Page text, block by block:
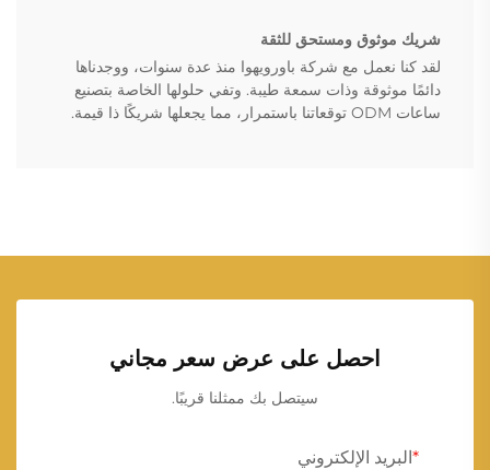
شريك موثوق ومستحق للثقة
لقد كنا نعمل مع شركة باورويهوا منذ عدة سنوات، ووجدناها
دائمًا موثوقة وذات سمعة طيبة. وتفي حلولها الخاصة بتصنيع
ساعات ODM توقعاتنا باستمرار، مما يجعلها شريكًا ذا قيمة.
احصل على عرض سعر مجاني
سيتصل بك ممثلنا قريبًا.
البريد الإلكتروني